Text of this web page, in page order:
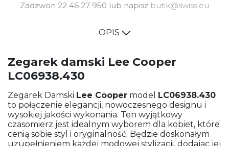
Zadzwon 22 46 27 950 lub napisz butik@swiss.eu
OPIS
Zegarek damski Lee Cooper
LC06938.430
Zegarek Damski Lee Cooper model LC06938.430
to połączenie elegancji, nowoczesnego designu i
wysokiej jakości wykonania. Ten wyjątkowy
czasomierz jest idealnym wyborem dla kobiet, które
cenią sobie styl i oryginalność. Będzie doskonałym
uzupełnieniem każdej modowej stylizacji, dodając jej